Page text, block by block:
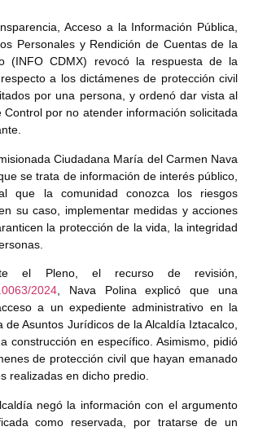
Acceso a la Información Pública,
Personales y Rendición de Cuentas de la
(INFO CDMX) revocó la respuesta de la
a los dictámenes de protección civil
por una persona, y ordenó dar vista al
por no atender información solicitada
Ciudadana María del Carmen Nava
se trata de información de interés público,
que la comunidad conozca los riesgos
su caso, implementar medidas y acciones
la protección de la vida, la integridad
el Pleno, el recurso de revisión,
2024 , Nava Polina explicó que una
a un expediente administrativo en la
de Asuntos Jurídicos de la Alcaldía Iztacalco,
construcción en específico. Asimismo, pidió
de protección civil que hayan emanado
realizadas en dicho predio.
negó la información con el argumento
como reservada, por tratarse de un